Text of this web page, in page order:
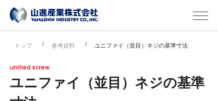
トップ 参考資料 ユニファイ（並目）ネジの基準寸法
unified screw
ユニファイ（並目）ネジの基準